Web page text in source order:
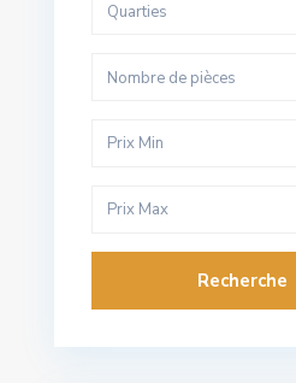
Quarties
Nombre de pièces
Recherche